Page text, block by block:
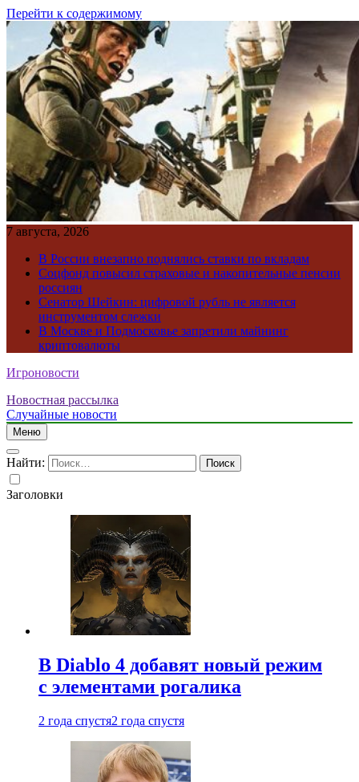
Перейти к содержимому
7 августа, 2026
В России внезапно поднялись ставки по вкладам
Соцфонд повысил страховые и накопительные пенсии
россиян
Сенатор Шейкин: цифровой рубль не является
инструментом слежки
В Москве и Подмосковье запретили майнинг
криптовалюты
Игроновости
Новостная рассылка
Случайные новости
Меню
Найти:
Заголовки
В Diablo 4 добавят новый режим
с элементами рогалика
2 года спустя2 года спустя